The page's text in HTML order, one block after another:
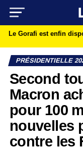
Le Gorafi est enfin
PRÉSIDENTIELLE
Second
Macron
pour 100
nouvelles
contre les